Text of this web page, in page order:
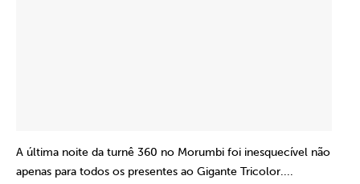
A última noite da turnê 360 no Morumbi foi inesquecível não
apenas para todos os presentes ao Gigante Tricolor....